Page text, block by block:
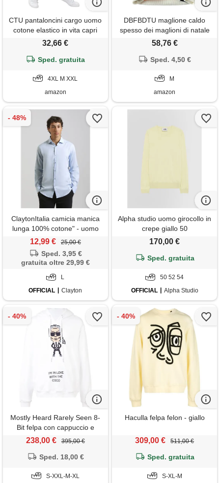
CTU pantaloncini cargo uomo
cotone elastico in vita capri
pantaloni lunghi al ginocchio
4xl
32,66 €
Sped. gratuita
4XL M XXL
amazon
DBFBDTU maglione caldo
spesso dei maglioni di natale
degli uomini di inverno degli
58,76 €
Sped. 4,50 €
M
amazon
ClaytonItalia camicia manica
lunga 100% cotone" - uomo
12,99 € 25,00 €
Sped. 3,95 €
gratuita oltre 29,99 €
L
OFFICIAL
Clayton
Alpha studio uomo girocollo in
crepe giallo 50
170,00 €
Sped. gratuita
50 52 54
OFFICIAL
Alpha Studio
Mostly Heard Rarely Seen 8-
Bit felpa con cappuccio e
stampa - bianco
238,00 € 395,00 €
Sped. 18,00 €
S-XXL-M-XL
Haculla felpa felon - giallo
309,00 € 511,00 €
Sped. gratuita
S-XL-M